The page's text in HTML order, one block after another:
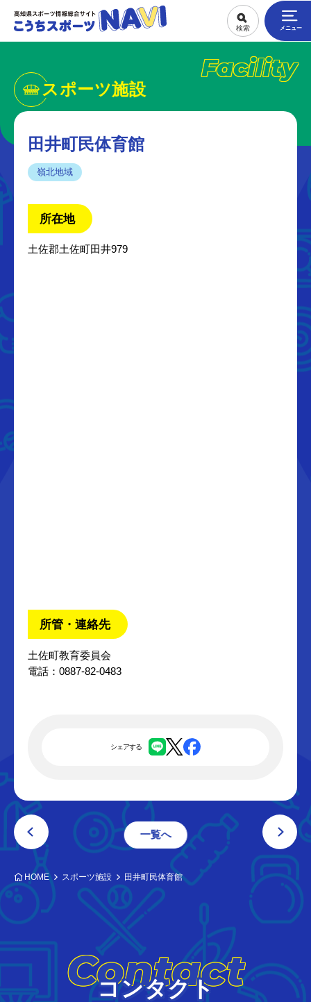
Facility
スポーツ施設
田井町民体育館
嶺北地域
所在地
土佐郡土佐町田井979
所管・連絡先
土佐町教育委員会
電話：0887-82-0483
シェアする
一覧へ
HOME スポーツ施設 田井町民体育館
Contact
コンタクト